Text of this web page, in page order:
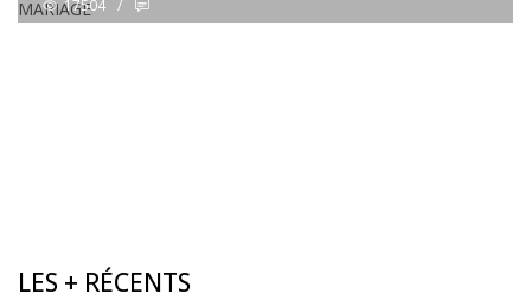
17504 /
LES + RÉCENTS